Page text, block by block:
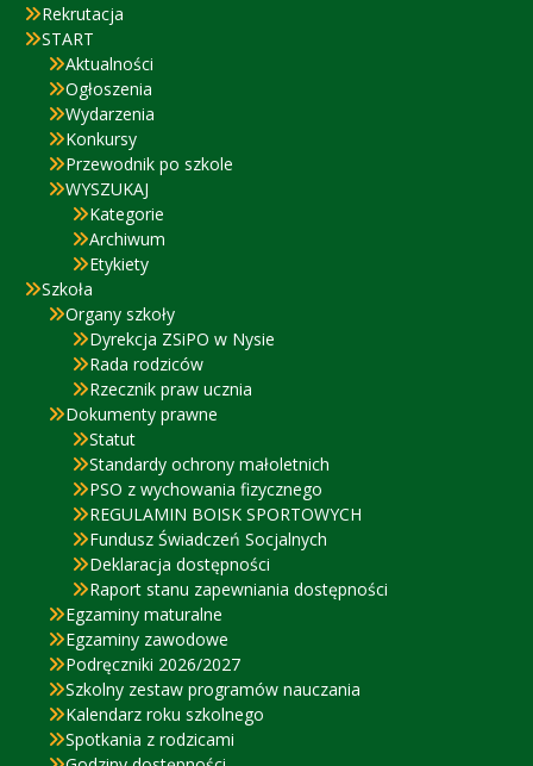
Rekrutacja
START
Aktualności
Ogłoszenia
Wydarzenia
Konkursy
Przewodnik po szkole
WYSZUKAJ
Kategorie
Archiwum
Etykiety
Szkoła
Organy szkoły
Dyrekcja ZSiPO w Nysie
Rada rodziców
Rzecznik praw ucznia
Dokumenty prawne
Statut
Standardy ochrony małoletnich
PSO z wychowania fizycznego
REGULAMIN BOISK SPORTOWYCH
Fundusz Świadczeń Socjalnych
Deklaracja dostępności
Raport stanu zapewniania dostępności
Egzaminy maturalne
Egzaminy zawodowe
Podręczniki 2026/2027
Szkolny zestaw programów nauczania
Kalendarz roku szkolnego
Spotkania z rodzicami